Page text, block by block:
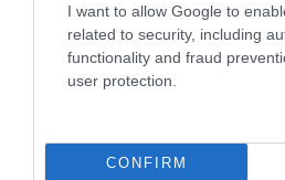
I want to allow Google to
related to security, including
functionality and fraud
user protection.
CONFIRM
Παρακαλώ Περιμένετε...
ΕΞΑΙΡΕΣΗ – ΒΙΣΣΗ ΑΝΝΑ